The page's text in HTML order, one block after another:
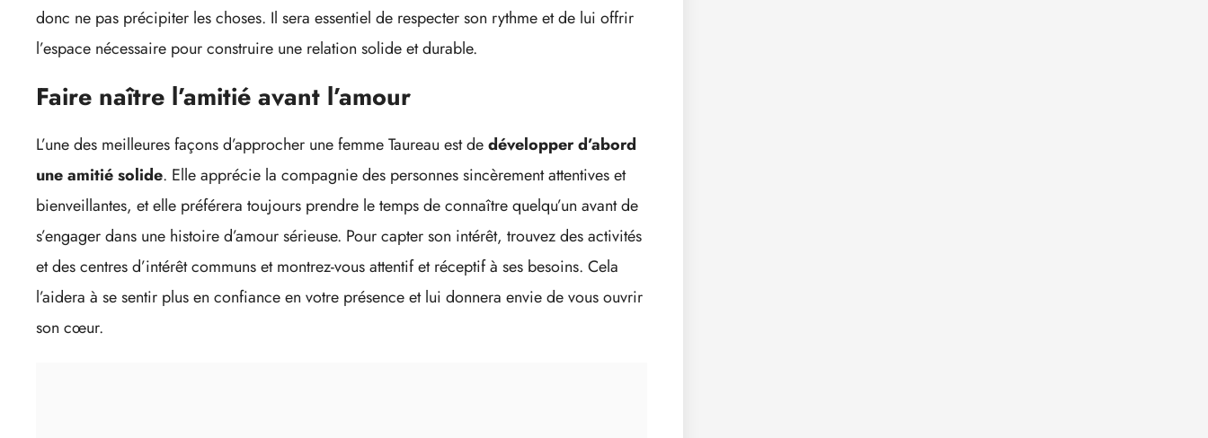
donc ne pas précipiter les choses. Il sera essentiel de respecter son rythme et de lui offrir
l’espace nécessaire pour construire une relation solide et durable.
Faire naître l’amitié avant l’amour
L’une des meilleures façons d’approcher une femme Taureau est dedévelopper d’abord
une amitié solide. Elle apprécie la compagnie des personnes sincèrement attentives et
bienveillantes, et elle préférera toujours prendre le temps de connaître quelqu’un avant de
s’engager dans une histoire d’amour sérieuse. Pour capter son intérêt, trouvez des activités
et des centres d’intérêt communs et montrez-vous attentif et réceptif à ses besoins. Cela
l’aidera à se sentir plus en confiance en votre présence et lui donnera envie de vous ouvrir
son cœur.